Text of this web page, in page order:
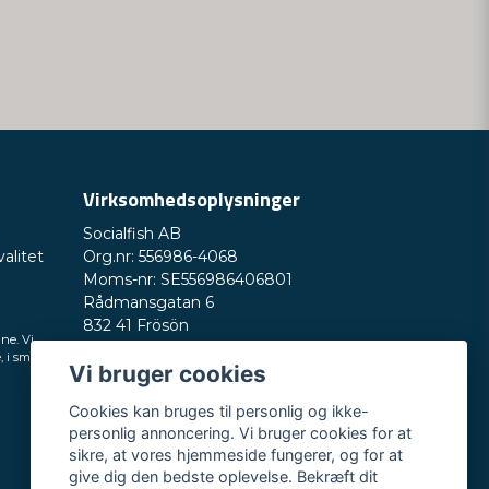
Vi
små
Virksomhedsoplysninger
Socialfish AB
Org.nr: 556986-4068
Moms-nr: SE556986406801
Rådmansgatan 6
832 41 Frösön
Telefonnummer: +46730503032
hey@nordictest.dk
Åbningstider:
Man-fre kl. 10-17
Vi bruger cookies
Cookies kan bruges til personlig og ikke-
personlig annoncering. Vi bruger cookies for at
sikre, at vores hjemmeside fungerer, og for at
give dig den bedste oplevelse. Bekræft dit